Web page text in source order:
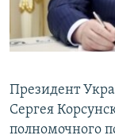
ПОБЕДИТЕЛЕЙ НЕ
УКРАИНСКАЯ
ПРИСОЕДИНЯЙТЕСЬ!
Все сайты
Президент
Сергея
полномочного